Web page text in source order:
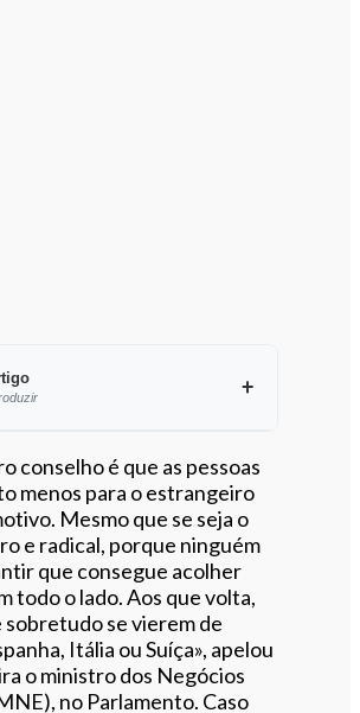
Ouvir este artigo
conselho é que as pessoas
menos para o estrangeiro
Mesmo que se seja o
e radical, porque ninguém
que consegue acolher
todo o lado. Aos que volta,
se vierem de
Itália ou Suíça», apelou
o ministro dos Negócios
no Parlamento. Caso